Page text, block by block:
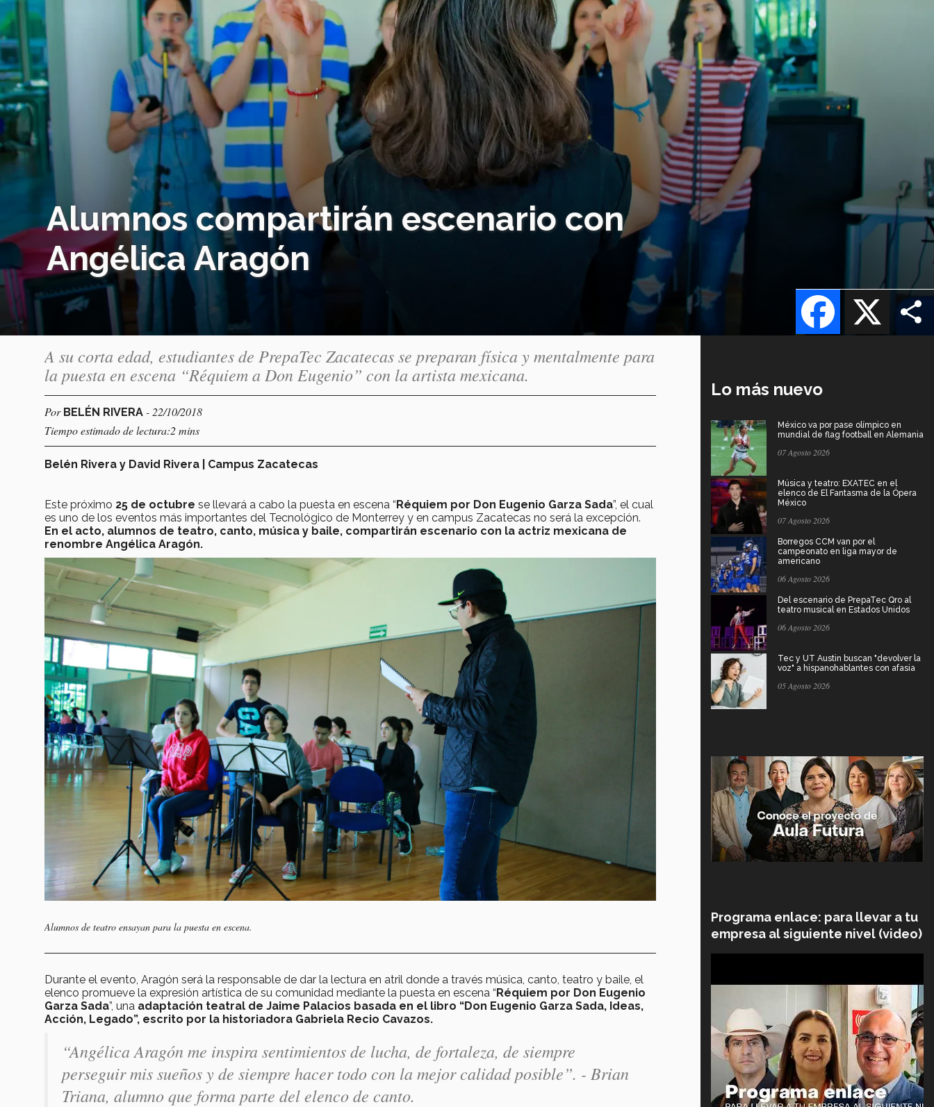
Alumnos compartirán escenario con
Angélica Aragón
X
Facebook
A su corta edad, estudiantes de PrepaTec Zacatecas se preparan física y mentalmente para
la puesta en escena “Réquiem a Don Eugenio” con la artista mexicana.
Por BELÉN RIVERA - 22/10/2018
Tiempo estimado de lectura:2 mins
Belén Rivera y David Rivera | Campus Zacatecas
Este próximo 25 de octubre se llevará a cabo la puesta en escena “Réquiem por Don Eugenio Garza Sada”, el cual
es uno de los eventos más importantes del Tecnológico de Monterrey y en campus Zacatecas no será la excepción.
En el acto, alumnos de teatro, canto, música y baile, compartirán escenario con la actriz mexicana de
renombre Angélica Aragón.
Alumnos de teatro ensayan para la puesta en escena.
Durante el evento, Aragón será la responsable de dar la lectura en atril donde a través música, canto, teatro y baile, el
elenco promueve la expresión artística de su comunidad mediante la puesta en escena “Réquiem por Don Eugenio
Garza Sada”, una adaptación teatral de Jaime Palacios basada en el libro “Don Eugenio Garza Sada, Ideas,
Acción, Legado”, escrito por la historiadora Gabriela Recio Cavazos.
“Angélica Aragón me inspira sentimientos de lucha, de fortaleza, de siempre
perseguir mis sueños y de siempre hacer todo con la mejor calidad posible”. - Brian
Triana, alumno que forma parte del elenco de canto.
Lo más nuevo
México va por pase olímpico en
mundial de flag football en Alemania
07 Agosto 2026
Música y teatro: EXATEC en el
elenco de El Fantasma de la Ópera
México
07 Agosto 2026
Borregos CCM van por el
campeonato en liga mayor de
americano
06 Agosto 2026
Del escenario de PrepaTec Qro al
teatro musical en Estados Unidos
06 Agosto 2026
Tec y UT Austin buscan "devolver la
voz" a hispanohablantes con afasia
05 Agosto 2026
Programa enlace: para llevar a tu
empresa al siguiente nivel (video)